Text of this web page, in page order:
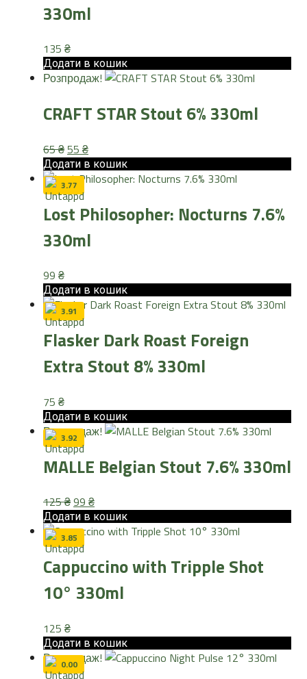
330ml
135 ₴
Додати в кошик
Розпродаж!
CRAFT STAR Stout 6% 330ml
65₴ Оригінальна
ціна:
65 ₴.
55 ₴Поточна
ціна:
55 ₴.
Додати в кошик
3.77
Lost Philosopher: Nocturns 7.6%
330ml
99 ₴
Додати в кошик
3.91
Flasker Dark Roast Foreign
Extra Stout 8% 330ml
75 ₴
Додати в кошик
Розпродаж!
3.92
MALLE Belgian Stout 7.6% 330ml
125₴Оригінальна
ціна:
125 ₴.
99 ₴Поточна
ціна:
99 ₴.
Додати в кошик
3.85
Cappuccino with Tripple Shot
10° 330ml
125 ₴
Додати в кошик
Розпродаж!
0.00